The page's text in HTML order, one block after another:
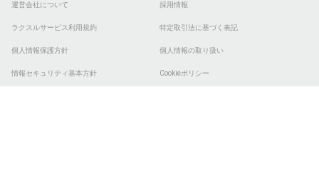
運営会社について 採用情報
ラクスルサービス利用規約 特定取引法に基づく表記
個人情報保護方針 個人情報の取り扱い
情報セキュリティ基本方針 Cookieポリシー